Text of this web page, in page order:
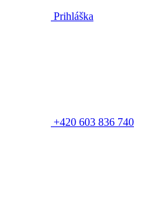
Prihláška
+420 603 836 740